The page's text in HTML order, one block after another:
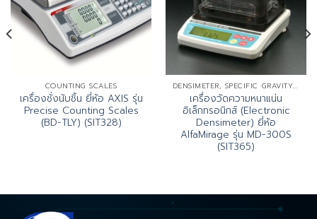
COUNTING SCALES
เครื่องชั่งนับชิ้น ยี่ห้อ AXIS รุ่น
Precise Counting Scales
(BD-TLY) (SIT328)
DENSIMETER, SPECIFIC GRAVITY TESTER
เครื่องวัดความหนาแน่น
อิเล็กทรอนิกส์ (Electronic
Densimeter) ยี่ห้อ
AlfaMirage รุ่น MD-300S
(SIT365)